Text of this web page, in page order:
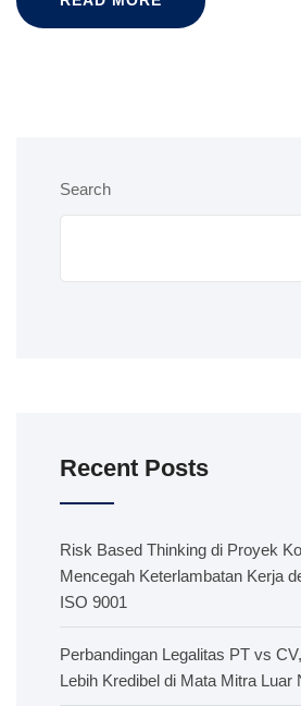
Search
Recent Posts
Risk Based Thinking di Proyek
Mencegah Keterlambatan Kerja
ISO 9001
Perbandingan Legalitas PT vs
Lebih Kredibel di Mata Mitra Luar